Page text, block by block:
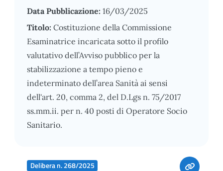
Data Pubblicazione: 16/03/2025
Titolo: Costituzione della Commissione
Esaminatrice incaricata sotto il profilo
valutativo dell’Avviso pubblico per la
stabilizzazione a tempo pieno e
indeterminato dell’area Sanità ai sensi
dell'art. 20, comma 2, del D.Lgs n. 75/2017
ss.mm.ii. per n. 40 posti di Operatore Socio
Sanitario.
Delibera n. 268/2025